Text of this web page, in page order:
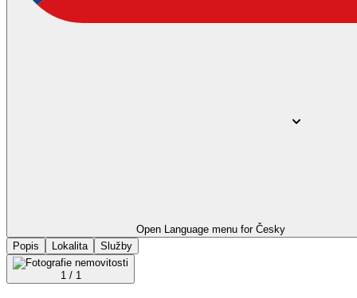
Open Language menu for Česky
Popis
Lokalita Služby
1 / 1